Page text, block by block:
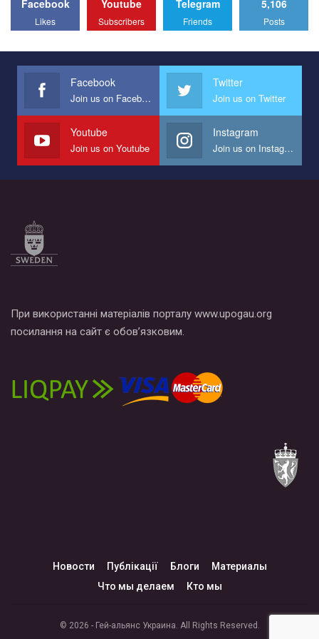
All you have to do is to press "Like" below the video.
Эмоционально сильный ролик от команды "Гей-альянс
представляющий программу развития организации.
Мы просим вас поддержать нас и помочь нам реализовать
наш план по борьбе с насилием и дискриминацией на почве
СОГИ в Украине.
Все, что вам нужно сделать - это зайти на наш канал YouTube
по этой ссылке и поставить лайк под видео.
Facebook
Likes
Youtube
Subscribers
Telegram
Friends
5,106
Posts
Facebook
Join us on Facebook
Twitter
Join us on Twitter
Youtube
Join us on Youtube
Instagram
Join us on Instagram
При використанні матеріалів порталу www.upogau.org
посилання на сайт є обов’язковим.
Новости Публікації Блоги
Материалы
Что мы делаем
Кто мы
© 2026 - Гей-альянс Украина. All Rights Reserved.